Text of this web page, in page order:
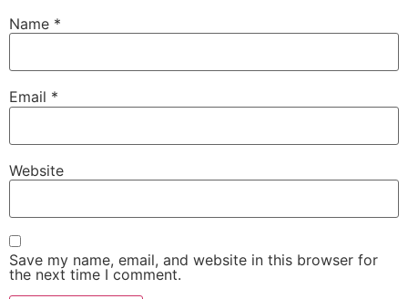
Name *
Email *
Website
Save my name, email, and website in this browser for
the next time I comment.